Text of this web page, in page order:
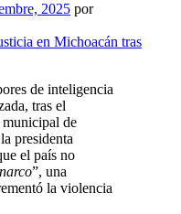
2025 por
de inteligencia
tras el
municipal de
presidenta
el país no
”, una
la violencia